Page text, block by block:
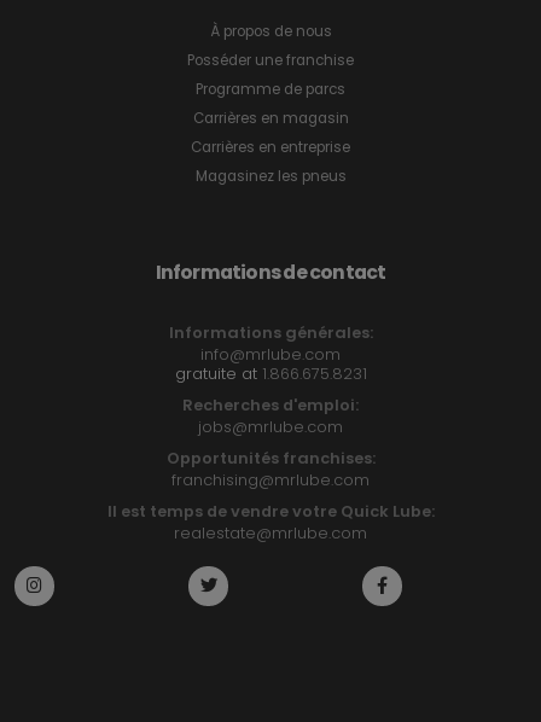
À propos de nous
Posséder une franchise
Programme de parcs
Carrières en magasin
Carrières en entreprise
Magasinez les pneus
Informations de contact
Informations générales:
info@mrlube.com
gratuite at 1.866.675.8231
Recherches d'emploi:
jobs@mrlube.com
Opportunités franchises:
franchising@mrlube.com
Il est temps de vendre votre Quick Lube:
realestate@mrlube.com